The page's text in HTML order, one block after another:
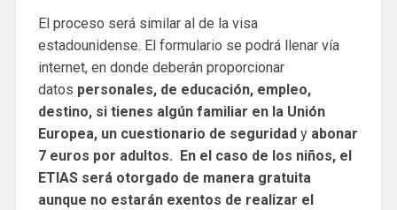
El proceso será similar al de la visa
estadounidense. El formulario se podrá llenar vía
internet, en donde deberán proporcionar
datos personales, de educación, empleo,
destino, si tienes algún familiar en la Unión
Europea, un cuestionario de seguridad y abonar
7 euros por adultos. En el caso de los niños, el
ETIAS será otorgado de manera gratuita
aunque no estarán exentos de realizar el